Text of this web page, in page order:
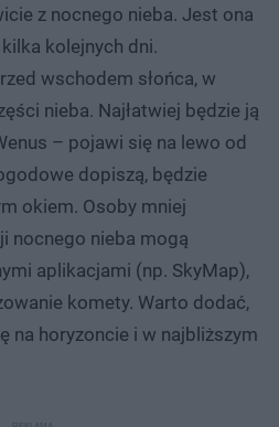
z nocnego nieba. Jest ona
kolejnych dni.
wschodem słońca, w
nieba. Najłatwiej będzie ją
– pojawi się na lewo od
dopiszą, będzie
okiem. Osoby mniej
nocnego nieba mogą
aplikacjami (np. SkyMap),
komety. Warto dodać,
na horyzoncie i w najbliższym